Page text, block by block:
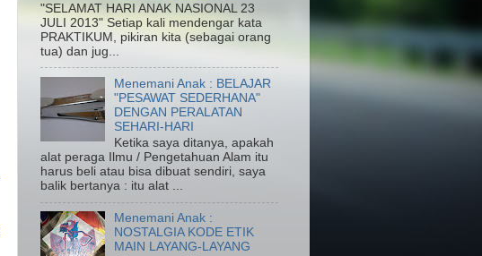
"SELAMAT HARI ANAK NASIONAL 23
JULI 2013" Setiap kali mendengar kata
PRAKTIKUM, pikiran kita (sebagai orang
tua) dan jug...
Menemani Anak : BELAJAR
"PESAWAT SEDERHANA"
DENGAN PERALATAN
SEHARI-HARI
Ketika saya ditanya, apakah
alat peraga Ilmu / Pengetahuan Alam itu
harus beli atau bisa dibuat sendiri, saya
balik bertanya : itu alat ...
Menemani Anak :
NOSTALGIA KODE ETIK
MAIN LAYANG-LAYANG